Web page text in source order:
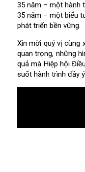
35 năm – một hành
35 năm – một biểu
phát triển bền vững.
Xin mời quý vị cùng
quan trọng, những
quả mà Hiệp hội
suốt hành trình đầy